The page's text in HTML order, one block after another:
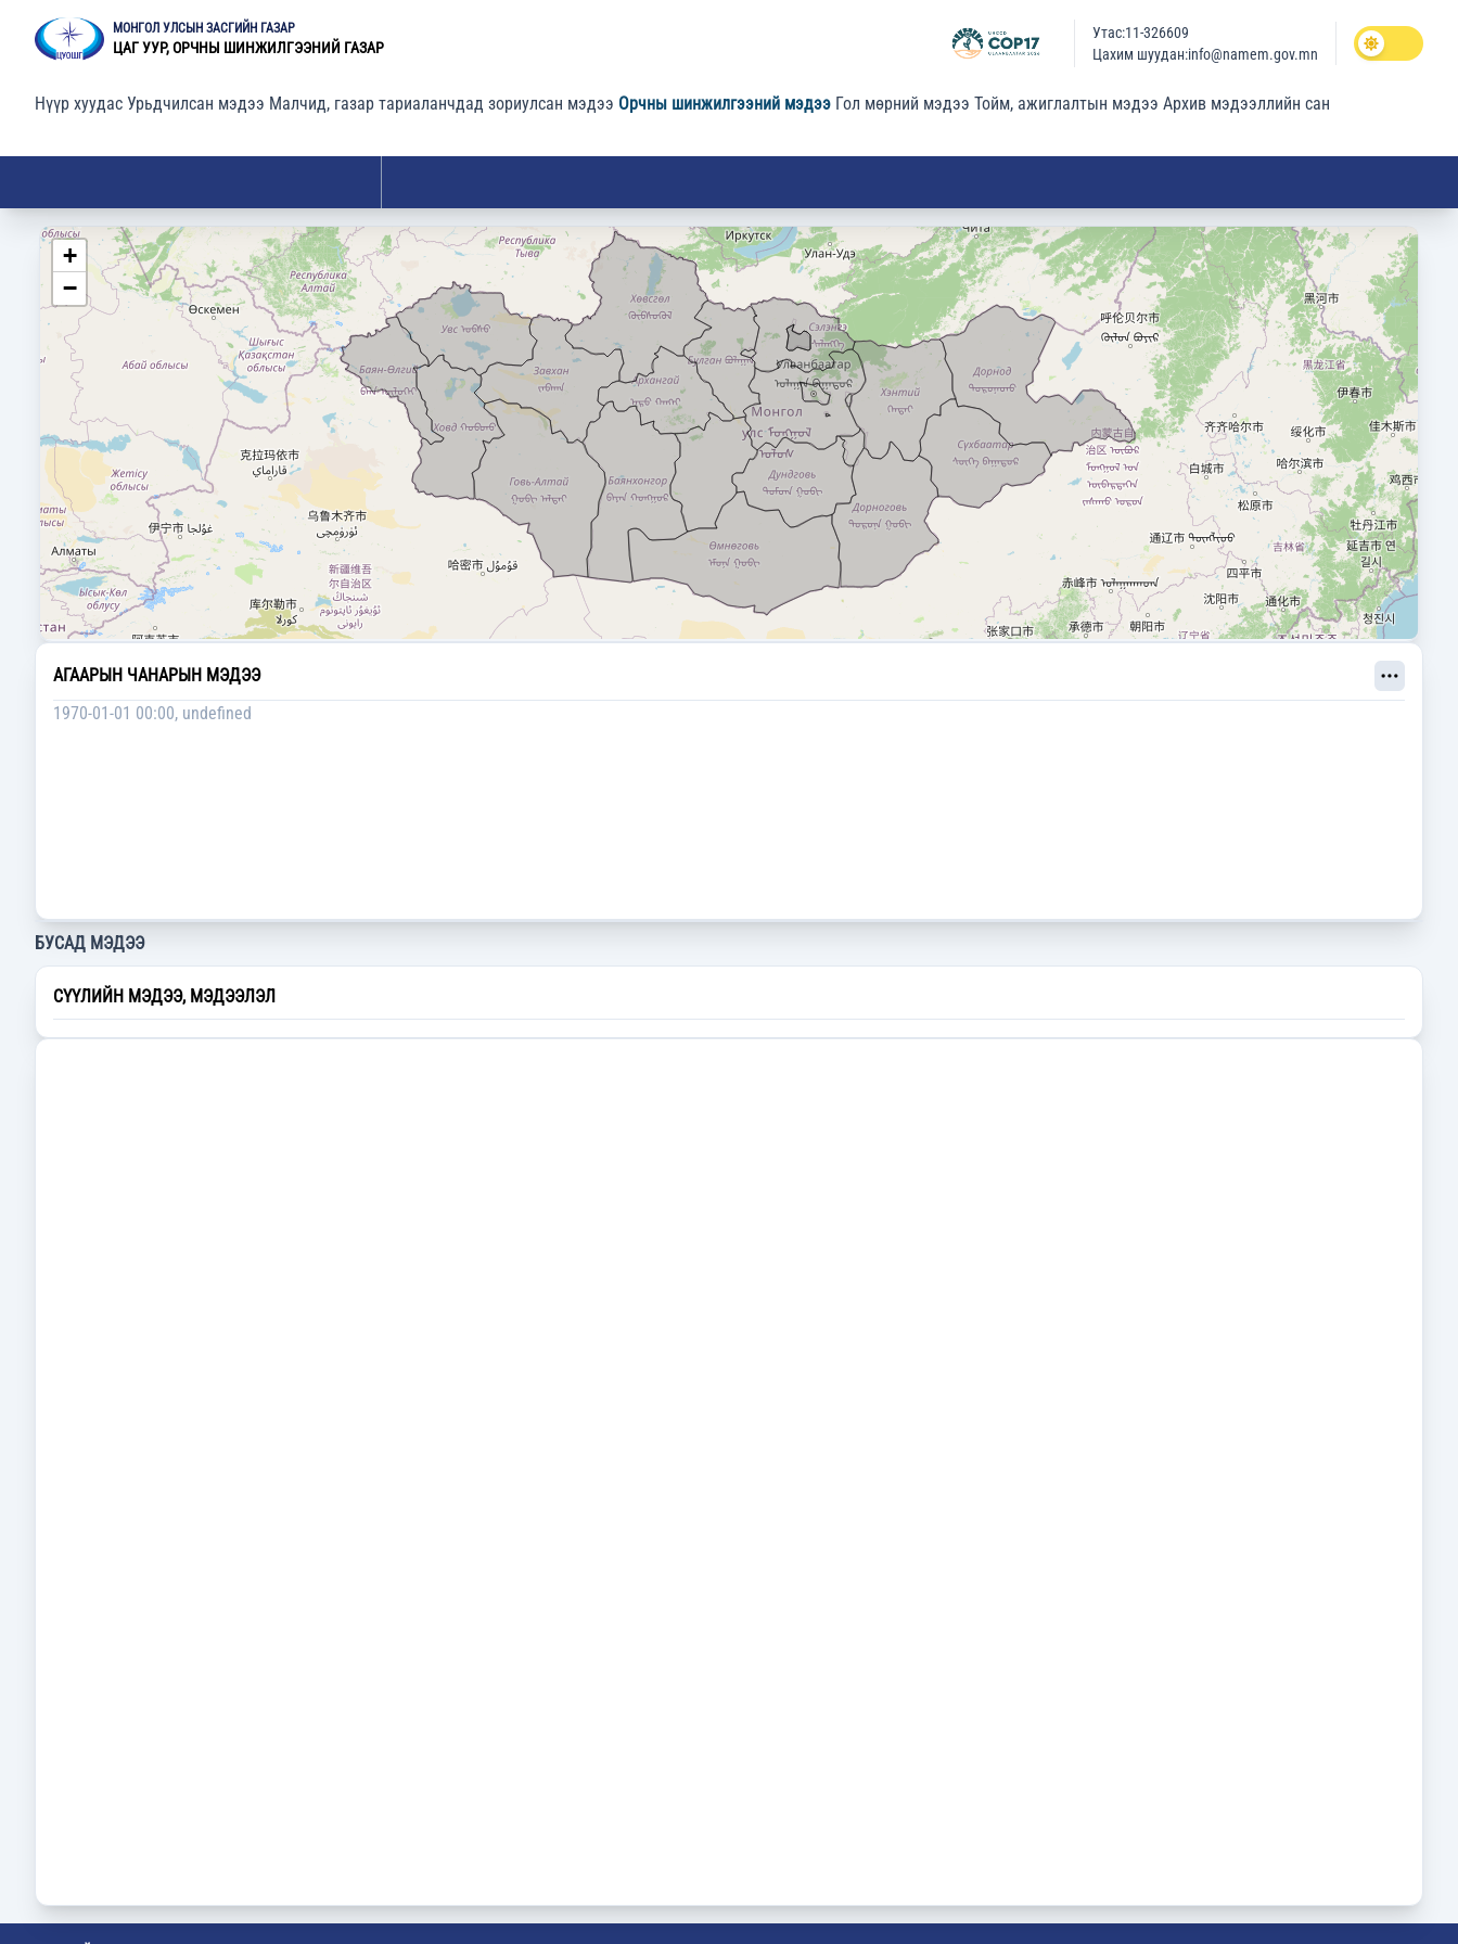
МОНГОЛ УЛСЫН ЗАСГИЙН ГАЗАР
ЦАГ УУР, ОРЧНЫ ШИНЖИЛГЭЭНИЙ ГАЗАР
Утас:11-326609
Цахим шуудан:info@namem.gov.mn
Нүүр хуудас Урьдчилсан мэдээ Малчид, газар тариаланчдад зориулсан мэдээ Орчны шинжилгээний мэдээ Гол мөрний мэдээ Тойм, ажиглалтын мэдээ Архив мэдээллийн сан
+
−
АГААРЫН ЧАНАРЫН МЭДЭЭ
1970-01-01 00:00, undefined
БУСАД МЭДЭЭ
СҮҮЛИЙН МЭДЭЭ, МЭДЭЭЛЭЛ